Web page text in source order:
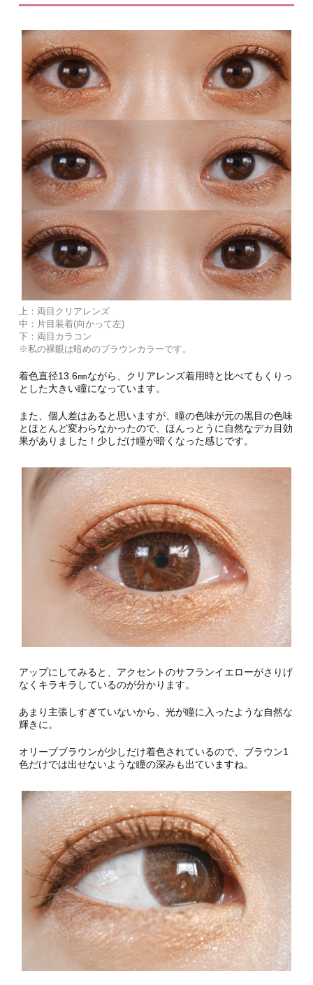
上：両目クリアレンズ
中：片目装着(向かって左)
下：両目カラコン
※私の裸眼は暗めのブラウンカラーです。
着色直径13.6㎜ながら、クリアレンズ着用時と比べてもくりっ
とした大きい瞳になっています。
また、個人差はあると思いますが、瞳の色味が元の黒目の色味
とほとんど変わらなかったので、ほんっとうに自然なデカ目効
果がありました！少しだけ瞳が暗くなった感じです。
アップにしてみると、アクセントのサフランイエローがさりげ
なくキラキラしているのが分かります。
あまり主張しすぎていないから、光が瞳に入ったような自然な
輝きに。
オリーブブラウンが少しだけ着色されているので、ブラウン1
色だけでは出せないような瞳の深みも出ていますね。